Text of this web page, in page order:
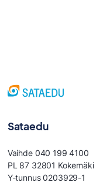
Sataedu
Vaihde 040 199 4100
PL 87 32801 Kokemäki
Y-tunnus 0203929-1